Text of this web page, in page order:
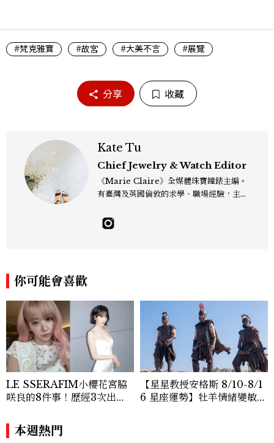
#梵克雅寶 #故宮 #大美不言 #展覽
分享 收藏
Kate Tu
Chief Jewelry & Watch Editor
《Marie Claire》全媒體珠寶鐘錶主編。
有臺灣及英國倫敦的求學、職場經驗，主修
佳人》編輯工作內容，包括錶展等國際活動
採訪、珠寶市場動態等專題，及視覺拍攝執
你可能會喜歡
LE SSERAFIM小櫻花宮脇
咲良的8件事！歷經3次出
王、靠「這招」養成17吋螞蟻
腰
【星星教授安格斯 8/10-8/1
6 星座運勢】牡羊情緒變敏
本週熱門